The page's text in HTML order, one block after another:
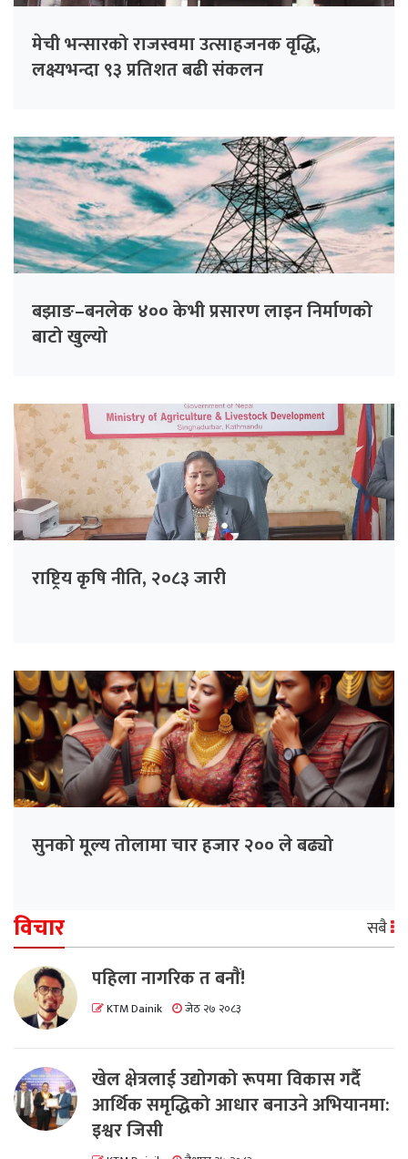
मेची भन्सारको राजस्वमा उत्साहजनक वृद्धि,
लक्ष्यभन्दा ९३ प्रतिशत बढी संकलन
बझाङ–बनलेक ४०० केभी प्रसारण लाइन निर्माणको
बाटो खुल्यो
राष्ट्रिय कृषि नीति, २०८३ जारी
सुनको मूल्य तोलामा चार हजार २०० ले बढ्यो
विचार सबै
पहिला नागरिक त बनाैं!
KTM Dainik जेठ २७ २०८३
खेल क्षेत्रलाई उद्योगको रूपमा विकास गर्दै
आर्थिक समृद्धिको आधार बनाउने अभियानमा:
इश्वर जिसी